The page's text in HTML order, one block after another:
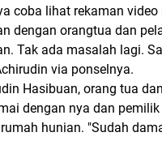
coba lihat rekaman
dengan orangtua dan
Tak ada masalah lagi.
via ponselnya.
Hasibuan, orang tua
dengan nya dan
hunian. "Sudah